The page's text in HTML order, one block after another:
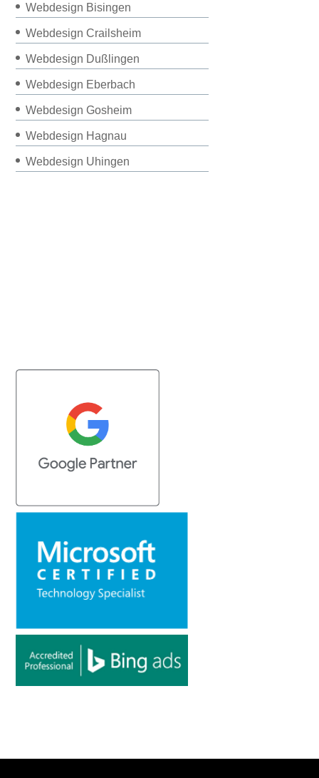
Webdesign Bisingen
Webdesign Crailsheim
Webdesign Dußlingen
Webdesign Eberbach
Webdesign Gosheim
Webdesign Hagnau
Webdesign Uhingen